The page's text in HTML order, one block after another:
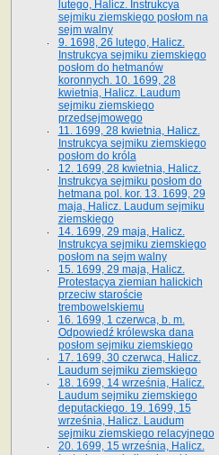
lutego, Halicz. Instrukcya
sejmiku ziemskiego posłom na
sejm walny
9. 1698, 26 lutego, Halicz.
Instrukcya sejmiku ziemskiego
posłom do hetmanów
koronnych. 10. 1699, 28
kwietnia, Halicz. Laudum
sejmiku ziemskiego
przedsejmowego
11. 1699, 28 kwietnia, Halicz.
Instrukcya sejmiku ziemskiego
posłom do króla
12. 1699, 28 kwietnia, Halicz.
Instrukcya sejmiku posłom do
hetmana pol. kor. 13. 1699, 29
maja, Halicz. Laudum sejmiku
ziemskiego
14. 1699, 29 maja, Halicz.
Instrukcya sejmiku ziemskiego
posłom na sejm walny
15. 1699, 29 maja, Halicz.
Protestacya ziemian halickich
przeciw staroście
trembowelskiemu
16. 1699, 1 czerwca, b. m.
Odpowiedź królewska dana
posłom sejmiku ziemskiego
17. 1699, 30 czerwca, Halicz.
Laudum sejmiku ziemskiego
18. 1699, 14 września, Halicz.
Laudum sejmiku ziemskiego
deputackiego. 19. 1699, 15
września, Halicz. Laudum
sejmiku ziemskiego relacyjnego
20. 1699, 15 września, Halicz.